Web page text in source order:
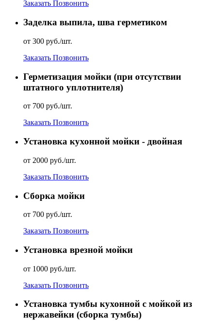
Заказать Позвонить
Заделка выпила, шва герметиком
от 300 руб./шт.
Заказать Позвонить
Герметизация мойки (при отсутствии
штатного уплотнителя)
от 700 руб./шт.
Заказать Позвонить
Установка кухонной мойки - двойная
от 2000 руб./шт.
Заказать Позвонить
Сборка мойки
от 700 руб./шт.
Заказать Позвонить
Установка врезной мойки
от 1000 руб./шт.
Заказать Позвонить
Установка тумбы кухонной с мойкой из
нержавейки (сборка тумбы)